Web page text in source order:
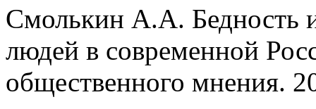
Смолькин А.А. Бедность
людей в современной
общественного мнения.